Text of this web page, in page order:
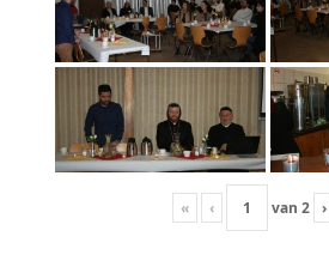
« ‹ van 2 ›